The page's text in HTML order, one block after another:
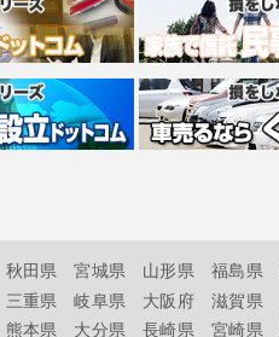
秋田県 宮城県 山形県 福島県
三重県 岐阜県 大阪府 滋賀県
熊本県 大分県 長崎県 宮崎県